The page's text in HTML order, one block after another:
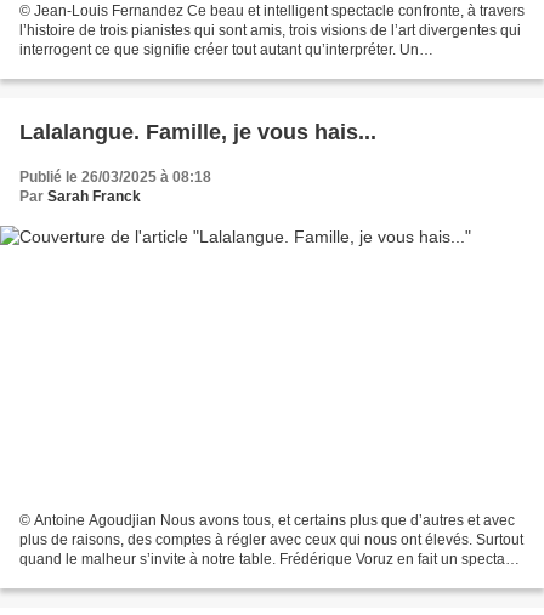
© Jean-Louis Fernandez Ce beau et intelligent spectacle confronte, à travers
l’histoire de trois pianistes qui sont amis, trois visions de l’art divergentes qui
interrogent ce que signifie créer tout autant qu’interpréter. Un
Lalalangue. Famille, je vous hais...
Publié le 26/03/2025 à 08:18
Par Sarah Franck
© Antoine Agoudjian Nous avons tous, et certains plus que d’autres et avec
plus de raisons, des comptes à régler avec ceux qui nous ont élevés. Surtout
quand le malheur s’invite à notre table. Frédérique Voruz en fait un spectacle